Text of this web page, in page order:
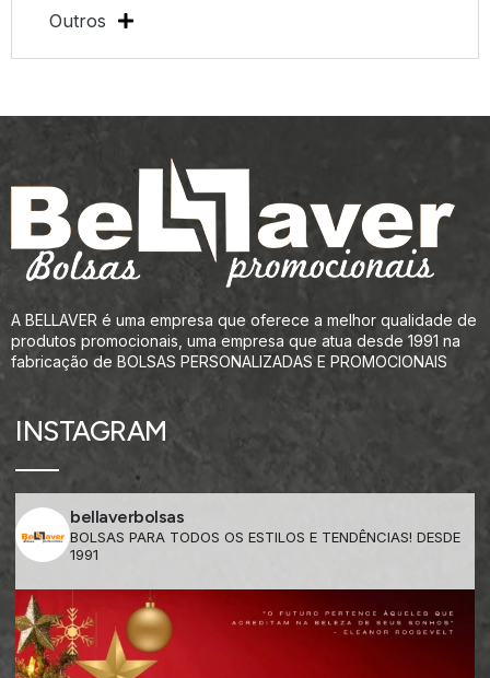
Outros
A BELLAVER é uma empresa que oferece a melhor qualidade de
produtos promocionais, uma empresa que atua desde 1991 na
fabricação de BOLSAS PERSONALIZADAS E PROMOCIONAIS
INSTAGRAM
bellaverbolsas
BOLSAS PARA TODOS OS ESTILOS E TENDÊNCIAS! DESDE
1991